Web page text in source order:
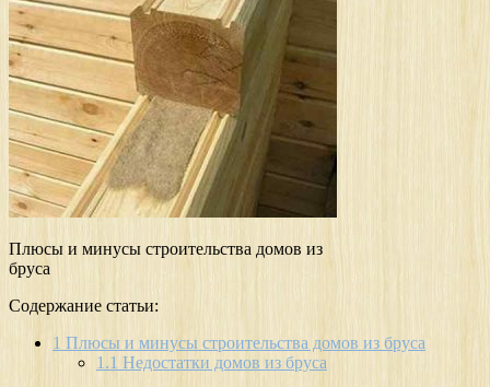
Плюсы и минусы строительства домов из
бруса
Содержание статьи:
1 Плюсы и минусы строительства домов из бруса
1.1 Недостатки домов из бруса